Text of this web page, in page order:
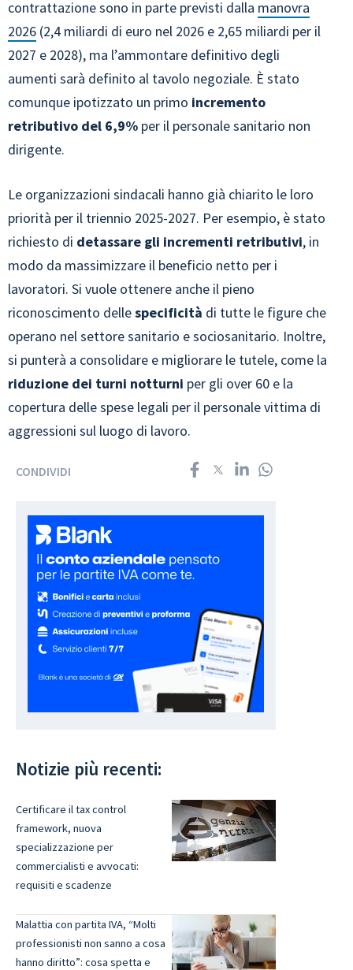
contrattazione sono in parte previsti dalla manovra
2026 (2,4 miliardi di euro nel 2026 e 2,65 miliardi per il
2027 e 2028), ma l’ammontare definitivo degli
aumenti sarà definito al tavolo negoziale. È stato
comunque ipotizzato un primo incremento
retributivo del 6,9% per il personale sanitario non
dirigente.
Le organizzazioni sindacali hanno già chiarito le loro
priorità per il triennio 2025-2027. Per esempio, è stato
richiesto di detassare gli incrementi retributivi, in
modo da massimizzare il beneficio netto per i
lavoratori. Si vuole ottenere anche il pieno
riconoscimento dellespecificità di tutte le figure che
operano nel settore sanitario e sociosanitario. Inoltre,
si punterà a consolidare e migliorare le tutele, come la
riduzione dei turni notturni per gli over 60 e la
copertura delle spese legali per il personale vittima di
aggressioni sul luogo di lavoro.
CONDIVIDI
Notizie più recenti:
Certificare il tax control
framework, nuova
specializzazione per
commercialisti e avvocati:
requisiti e scadenze
Malattia con partita IVA, “Molti
professionisti non sanno a cosa
hanno diritto”: cosa spetta e